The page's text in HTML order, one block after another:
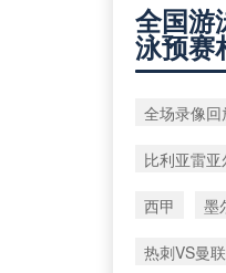
全国游
泳预赛
全场录像回
比利亚雷
西甲 墨
热刺VS曼联